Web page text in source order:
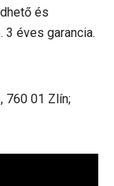
és
éves garancia.
760 01 Zlín;